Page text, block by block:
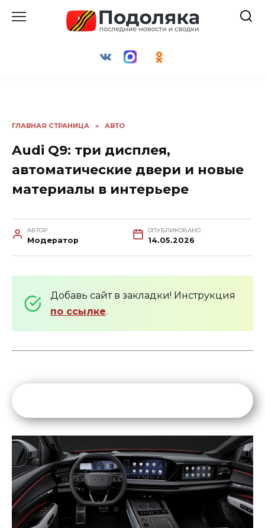
ГЛАВНАЯ СТРАНИЦА » АВТО
Audi Q9: три дисплея,
автоматические двери и новые
материалы в интерьере
АВТОР
Модератор
ОПУБЛИКОВАНО
14.05.2026
Добавь сайт в закладки! Инструкция
по ссылке.